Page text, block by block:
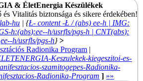
& ÉletEnergia Készülékek
Vitalitás biztonsága és sikere érdekében!
hu| {Ł- content -Ł / (abs) ee-h| IMG:
h:(abs):ee--h/usrfls/pgs-h | CNT(abs):
ee--h/usrfls/pgs-h} >
Radionika Program |
Keszulekek-kiegeszitoi-es-
szamitogepes-Radionika-
Radionika-Program ] »»